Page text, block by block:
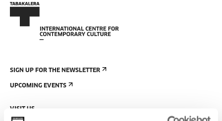
SIGN UP FOR THE NEWSLETTER
UPCOMING EVENTS
VISIT US